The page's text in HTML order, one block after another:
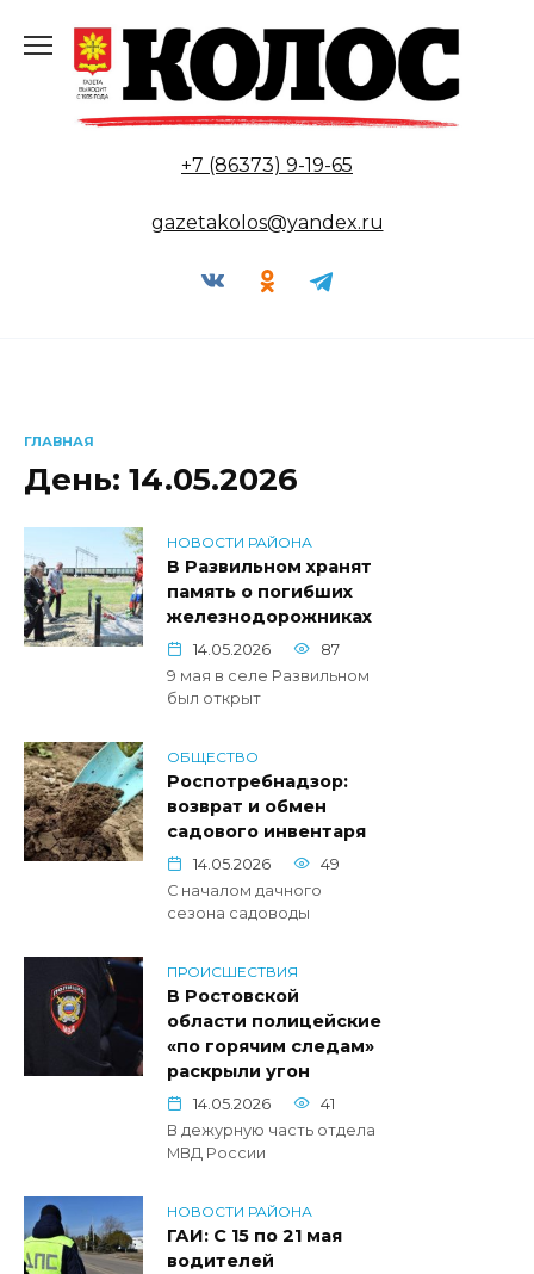
содержанию
+7 (86373) 9-19-65
gazetakolos@yandex.ru
ГЛАВНАЯ
День: 14.05.2026
НОВОСТИ РАЙОНА
В Развильном хранят
память о погибших
железнодорожниках
14.05.2026
87
9 мая в селе Развильном
был открыт
ОБЩЕСТВО
Роспотребнадзор:
возврат и обмен
садового инвентаря
14.05.2026
49
С началом дачного
сезона садоводы
ПРОИСШЕСТВИЯ
В Ростовской
области полицейские
«по горячим следам»
раскрыли угон
14.05.2026
41
В дежурную часть отдела
МВД России
НОВОСТИ РАЙОНА
ГАИ: С 15 по 21 мая
водителей